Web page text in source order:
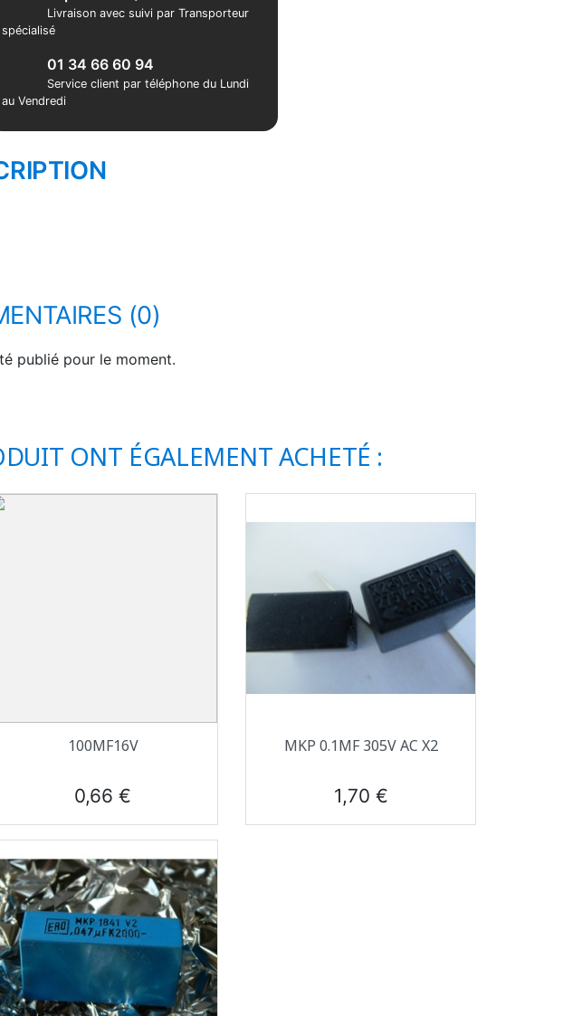
Livraison avec suivi par Transporteur
spécialisé
01 34 66 60 94
Service client par téléphone du Lundi
au Vendredi
(0)
publié pour le moment.
ONT ÉGALEMENT ACHETÉ :
Aperçu rapide
100ΜF16V
Prix
0,66 €
Aperçu rapide
MKP 0.1ΜF 305V AC X2
Prix
1,70 €